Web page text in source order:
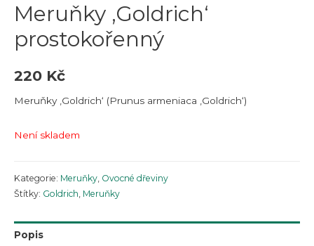
Meruňky ‚Goldrich‘
prostokořenný
220 Kč
Meruňky ‚Goldrich‘ (Prunus armeniaca ‚Goldrich‘)
Není skladem
Kategorie: Meruňky Ovocné dřeviny
Štítky: Goldrich Meruňky
Popis